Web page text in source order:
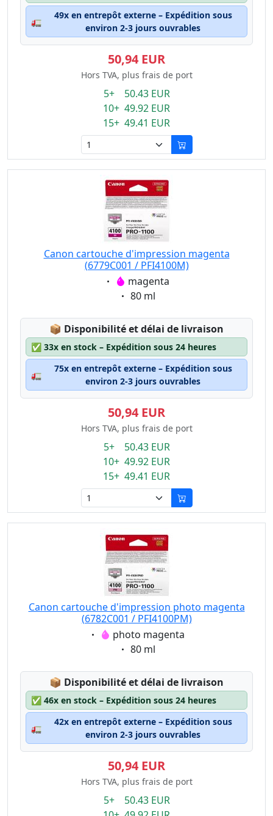
🚛
49x en entrepôt externe – Expédition sous
environ 2-3 jours ouvrables
50,94 EUR
Hors TVA, plus frais de port
5+ 50.43 EUR
10+ 49.92 EUR
15+ 49.41 EUR
Canon cartouche d'impression magenta
(6779C001 / PFI4100M)
Eigenschaft:
magenta
Eigenschaft:
80 ml
📦 Lagerstatus:
Disponibilité et délai de livraison
✅ 33x en stock – Expédition sous 24 heures
🚛
75x en entrepôt externe – Expédition sous
environ 2-3 jours ouvrables
50,94 EUR
Hors TVA, plus frais de port
5+ 50.43 EUR
10+ 49.92 EUR
15+ 49.41 EUR
Canon cartouche d'impression photo magenta
(6782C001 / PFI4100PM)
Eigenschaft:
photo magenta
Eigenschaft:
80 ml
📦 Lagerstatus:
Disponibilité et délai de livraison
✅ 46x en stock – Expédition sous 24 heures
🚛
42x en entrepôt externe – Expédition sous
environ 2-3 jours ouvrables
50,94 EUR
Hors TVA, plus frais de port
5+ 50.43 EUR